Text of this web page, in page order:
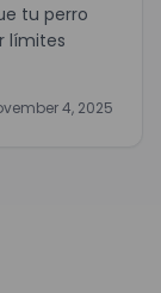
tu perro
límites
4, 2025